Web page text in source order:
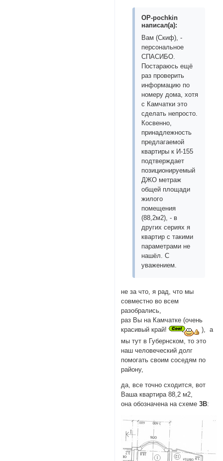
OP-pochkin
написал(а):
Вам (Скиф), -
персональное
СПАСИБО.
Постараюсь ещё
раз проверить
информацию по
номеру дома, хотя
с Камчатки это
сделать непросто.
Косвенно,
принадлежность
предлагаемой
квартиры к И-155
подтверждает
позиционируемый
ДЖО метраж
общей площади
жилого
помещения
(88,2м2), - в
других сериях я
квартир с такими
параметрами не
нашёл. С
уважением.
не за что, я рад, что мы
совместно во всем
разобрались,
раз Вы на Камчатке (очень
красивый край!
), а
мы тут в Губернском, то это
наш человеческий долг
помогать своим соседям по
району,
да, все точно сходится, вот
Ваша квартира 88,2 м2,
она обозначена на схеме3В: